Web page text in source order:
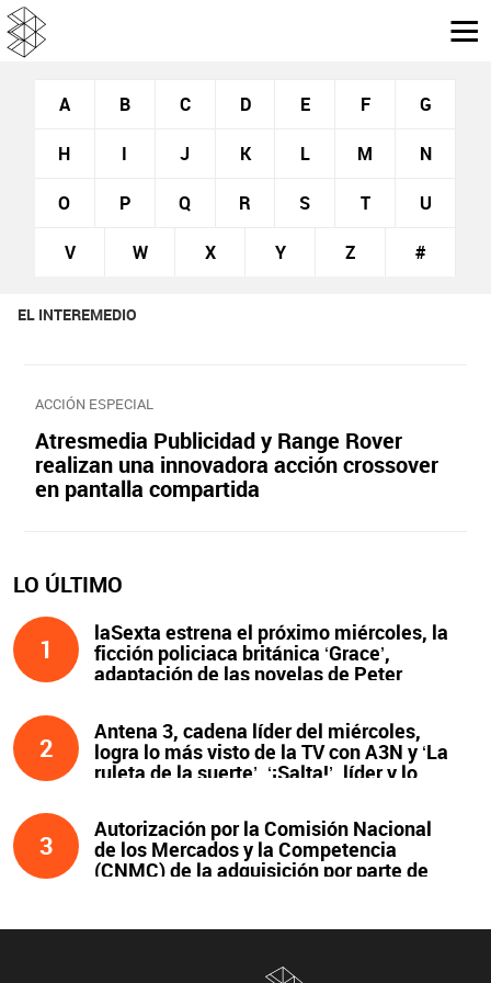
A B C D E F G
H I J K L M N
O P Q R S T U
V W X Y Z #
EL INTEREMEDIO
ACCIÓN ESPECIAL
Atresmedia Publicidad y Range Rover
realizan una innovadora acción crossover
en pantalla compartida
LO ÚLTIMO
1
laSexta estrena el próximo miércoles, la
ficción policiaca británica ‘Grace’,
adaptación de las novelas de Peter
2
Antena 3, cadena líder del miércoles,
logra lo más visto de la TV con A3N y ‘La
ruleta de la suerte’. ‘¡Salta!’, líder y lo
3
Autorización por la Comisión Nacional
de los Mercados y la Competencia
(CNMC) de la adquisición por parte de
compromisos asumidos